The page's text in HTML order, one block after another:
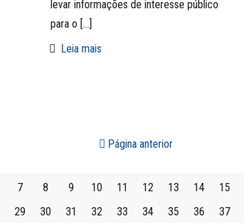
levar informações de interesse público
para o […]
Leia mais
Página anterior
7 8 9 10 11 12 13 14 15
29 30 31 32 33 34 35 36 37